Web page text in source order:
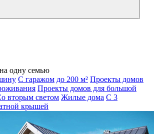
одну семью
С гаражом до 200 м² Проекты домов
Проекты домов для большой
вторым светом Жилые дома С 3
крышей